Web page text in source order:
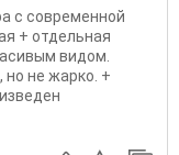
с современной
+ отдельная
видом.
но не жарко. +